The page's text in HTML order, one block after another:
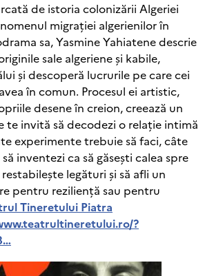
de istoria colonizării Algeriei
migrației algerienilor în
sa, Yasmine Yahiatene descrie
sale algeriene și kabile,
și descoperă lucrurile pe care cei
în comun. Procesul ei artistic,
desene în creion, creează un
te invită să decodezi o relație intimă
experimente trebuie să faci, câte
inventezi ca să găsești calea spre
legături și să afli un
pentru reziliență sau pentru
Tineretului Piatra
?